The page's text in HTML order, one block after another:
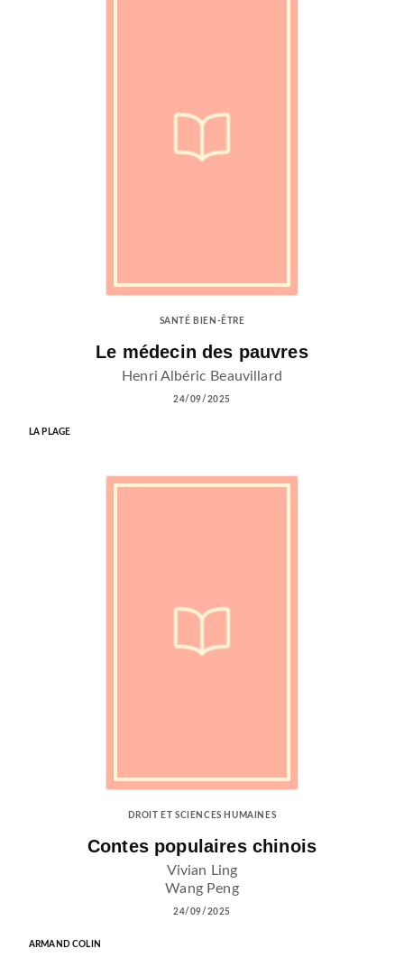
SANTÉ BIEN-ÊTRE
Le médecin des pauvres
Henri Albéric Beauvillard
24/09/2025
LA PLAGE
DROIT ET SCIENCES HUMAINES
Contes populaires chinois
Vivian Ling
Wang Peng
24/09/2025
ARMAND COLIN